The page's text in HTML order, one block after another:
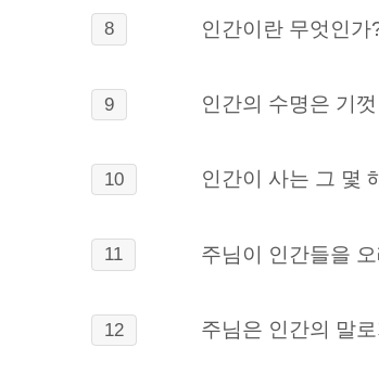
8 인간이란 무엇인
9 인간의 수명은 기
10 인간이 사는 그 몇
11 주님이 인간들을
12 주님은 인간의 말